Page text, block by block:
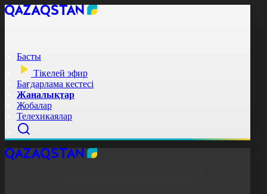
Басты
Тікелей эфир
Бағдарлама кестесі
Жаңалықтар
Жобалар
Телехикаялар